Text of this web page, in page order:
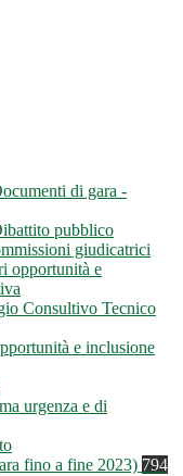
di gara -
pubblico
giudicatrici
opportunità e
Consultivo Tecnico
e inclusione
urgenza e di
fino a fine 2023) 794